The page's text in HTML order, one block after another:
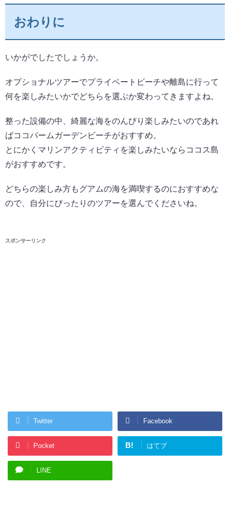
おわりに
いかがでしたでしょうか。
オプショナルツアーでプライベートビーチや離島に行って
何を楽しみたいかでどちらを選ぶか変わってきますよね。
整った設備の中、綺麗な海をのんびり楽しみたいのであれ
ばココパームガーデンビーチがおすすめ。
とにかくマリンアクティビティを楽しみたいならココス島
がおすすめです。
どちらの楽しみ方もグアムの海を満喫するのにおすすめな
ので、自分にぴったりのツアーを選んでくださいね。
スポンサーリンク
Twitter Facebook
Pocket B! はてブ
LINE